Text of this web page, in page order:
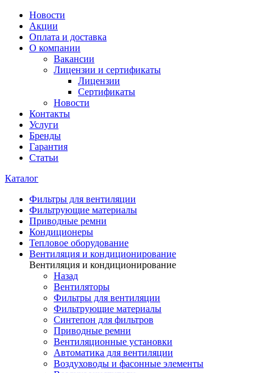
Новости
Акции
Оплата и доставка
О компании
Вакансии
Лицензии и сертификаты
Лицензии
Сертификаты
Новости
Контакты
Услуги
Бренды
Гарантия
Статьи
Каталог
Фильтры для вентиляции
Фильтрующие материалы
Приводные ремни
Кондиционеры
Тепловое оборудование
Вентиляция и кондиционирование
Вентиляция и кондиционирование
Назад
Вентиляторы
Фильтры для вентиляции
Фильтрующие материалы
Синтепон для фильтров
Приводные ремни
Вентиляционные установки
Автоматика для вентиляции
Воздуховоды и фасонные элементы